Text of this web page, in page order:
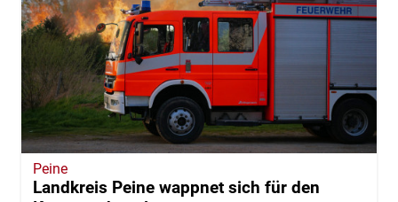
Peine
Landkreis Peine wappnet sich für den